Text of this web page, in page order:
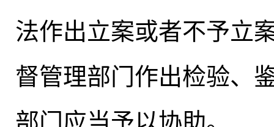
法作出立案或者不予立
督管理部门作出检验、